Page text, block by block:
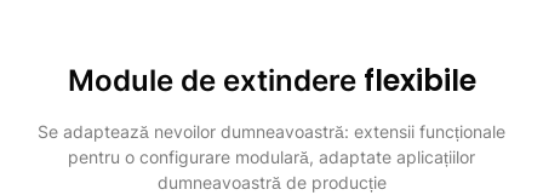
Module de extindereflexibile
Se adaptează nevoilor dumneavoastră: extensii funcționale
pentru o configurare modulară, adaptate aplicațiilor
dumneavoastră de producție